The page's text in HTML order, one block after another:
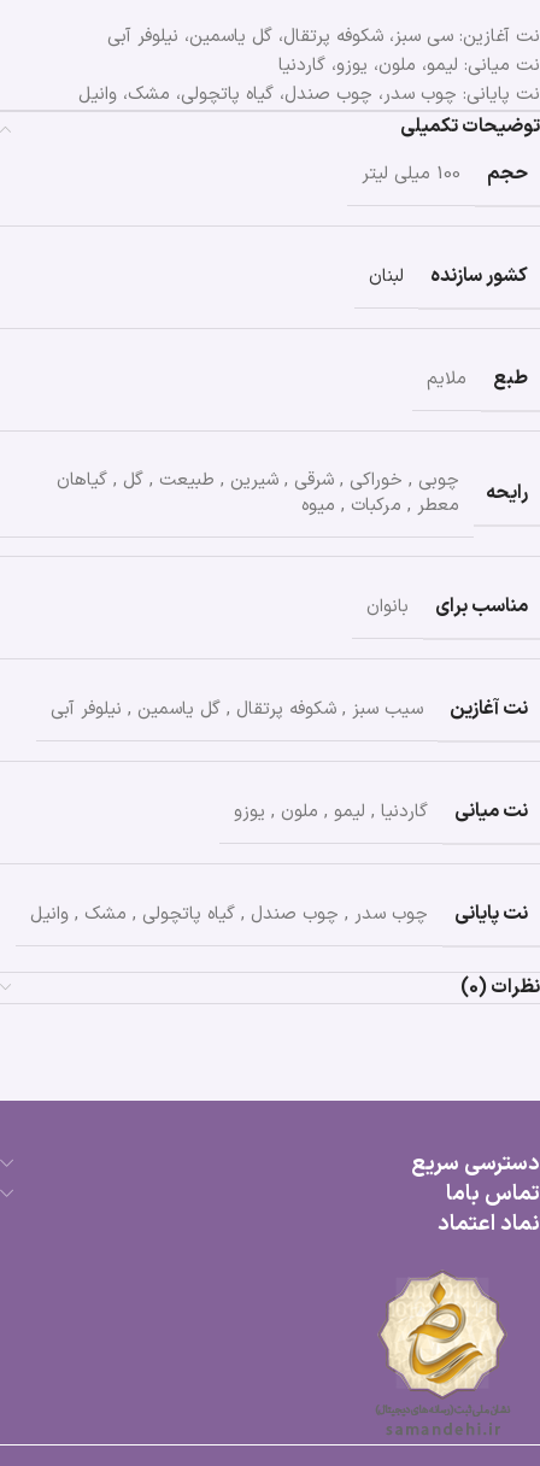
نت آغازین: سی سبز، شکوفه پرتقال، گل یاسمین، نیلوفر آبی
نت میانی: لیمو، ملون، یوزو، گاردنیا
نت پایانی: چوب سدر، چوب صندل، گیاه پاتچولی، مشک، وانیل
توضیحات تکمیلی
حجم
100 میلی لیتر
کشور سازنده لبنان
طبع ملایم
رایحه چوبی , خوراکی , شرقی , شیرین , طبیعت , گل , گیاهان
معطر , مرکبات , میوه
مناسب برای بانوان
نت آغازین سیب سبز , شکوفه پرتقال , گل یاسمین , نیلوفر آبی
نت میانی گاردنیا , لیمو , ملون , یوزو
نت پایانی چوب سدر , چوب صندل , گیاه پاتچولی , مشک , وانیل
نظرات (0)
دسترسی سریع
تماس باما
نماد اعتماد